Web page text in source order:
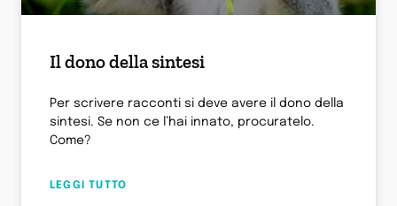
Il dono della sintesi
Per scrivere racconti si deve avere il dono della
sintesi. Se non ce l’hai innato, procuratelo.
Come?
LEGGI TUTTO